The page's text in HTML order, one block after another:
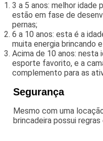
3 a 5 anos: melhor idade
estão em fase de
pernas;
6 a 10 anos: esta é a
muita energia brincando
Acima de 10 anos: nesta
esporte favorito, e a
complemento para as
Segurança
Mesmo com uma
brincadeira possui regras